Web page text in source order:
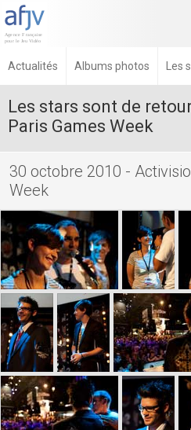
Actualités Albums photos Les
Les stars sont de
Paris Games Week
30 octobre 2010 -
Week